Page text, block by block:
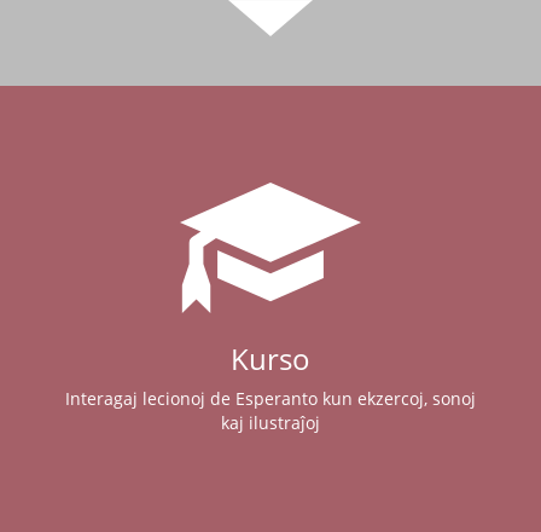
Kurso
Interagaj lecionoj de Esperanto kun ekzercoj, sonoj
kaj ilustraĵoj